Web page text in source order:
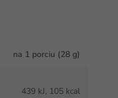
na 1 porciu (28 g)
439 kJ, 105 kcal